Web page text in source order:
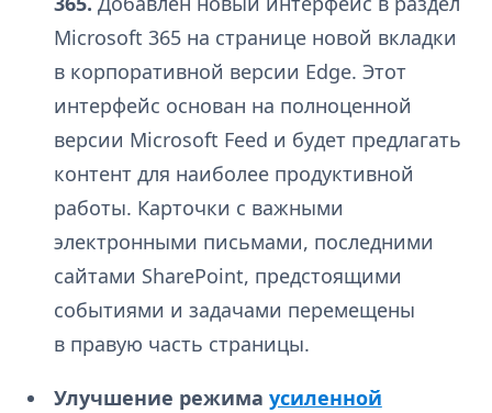
Microsoft 365 на странице новой вкладки
в корпоративной версии Edge. Этот
интерфейс основан на полноценной
версии Microsoft Feed и будет предлагать
контент для наиболее продуктивной
работы. Карточки с важными
электронными письмами, последними
сайтами SharePoint, предстоящими
событиями и задачами перемещены
в правую часть страницы.
Улучшение режима усиленной